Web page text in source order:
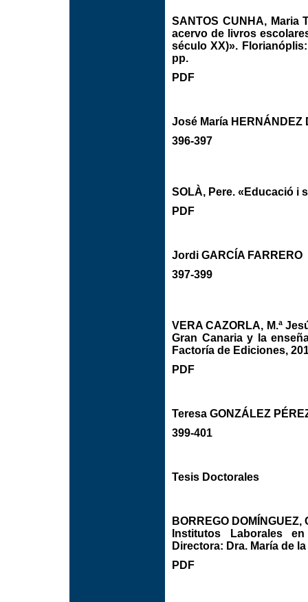
SANTOS CUNHA, Maria
acervo de livros
século XX)».
pp.
PDF
José María HERNÁNDEZ
396-397
SOLÀ, Pere. «Educació i
PDF
Jordi GARCÍA FARRERO
397-399
VERA CAZORLA, M.ª
Gran Canaria y la
Factoría de Ediciones,
PDF
Teresa GONZÁLEZ
399-401
Tesis Doctorales
BORREGO
Institutos Laborales
Directora: Dra. María de
PDF